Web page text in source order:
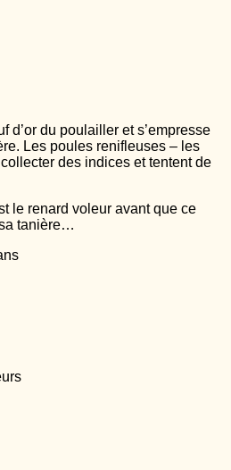
d’or du poulailler et s’empresse
Les poules renifleuses – les
des indices et tentent de
le renard voleur avant que ce
tanière…